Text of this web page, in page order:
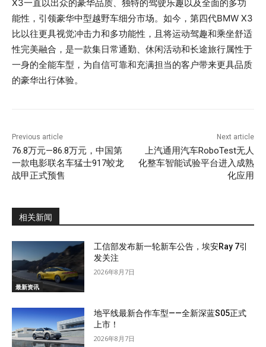
X3一直以出众的豪华品质、独特的驾驶乐趣以及全面的多功
能性，引领豪华中型越野车细分市场。如今，第四代BMW X3
比以往更具视觉冲击力和多功能性，且将运动驾趣和乘坐舒适
性完美融合，是一款集日常通勤、休闲活动和长途旅行属性于
一身的全能车型，为自信可靠和充满担当的客户带来更具品质
的豪华出行体验。
Previous article
76.8万元—86.8万元，中国第
一款电影联名车猛士917蛟龙
战甲正式预售
Next article
上汽通用汽车RoboTest无人
化整车智能试验平台进入成熟
化应用
相关新闻
最新资讯
工信部发布新一轮新车公告，埃安Ray 7引
发关注
2026年8月7日
地平线最新合作车型——全新深蓝S05正式
上市！
2026年8月7日